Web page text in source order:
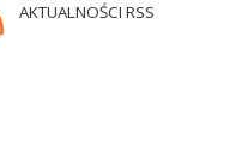
AKTUALNOŚCI RSS